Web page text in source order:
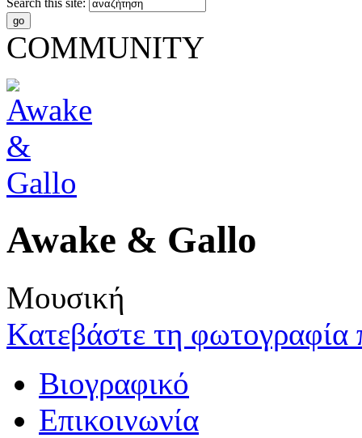
Search this site:
COMMUNITY
Awake & Gallo
Μουσική
Κατεβάστε τη φωτογραφία
Βιογραφικό
Επικοινωνία